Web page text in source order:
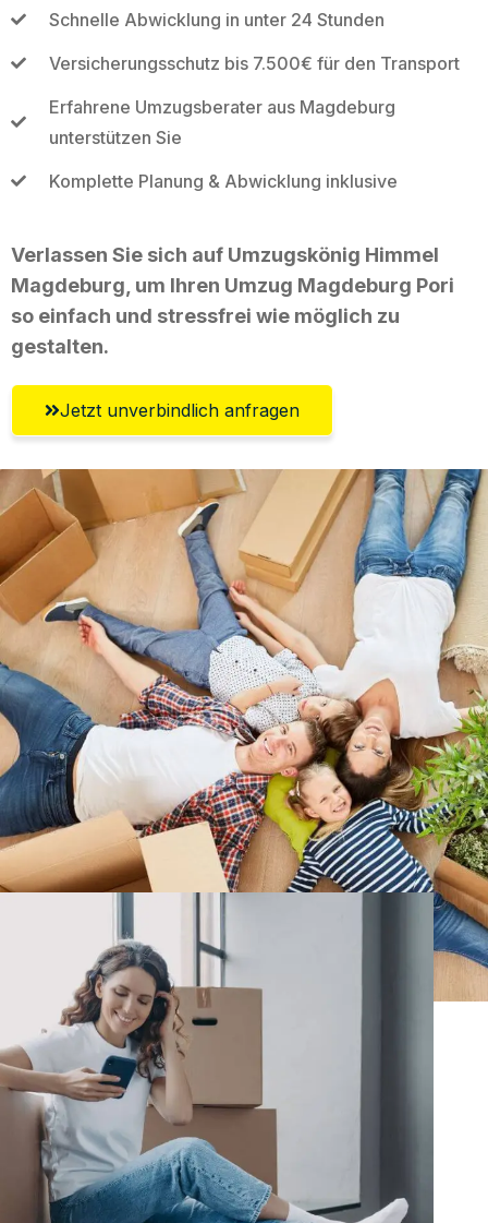
Schnelle Abwicklung in unter 24 Stunden
Versicherungsschutz bis 7.500€ für den Transport
Erfahrene Umzugsberater aus Magdeburg
unterstützen Sie
Komplette Planung & Abwicklung inklusive
Verlassen Sie sich auf Umzugskönig Himmel
Magdeburg, um Ihren Umzug Magdeburg Pori
so einfach und stressfrei wie möglich zu
gestalten.
Jetzt unverbindlich anfragen